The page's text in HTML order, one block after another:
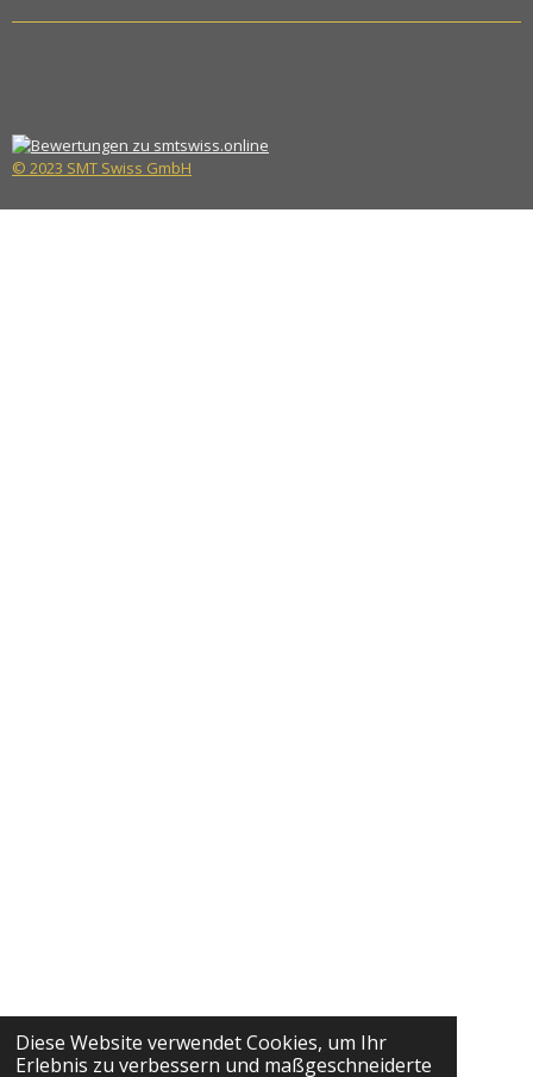
Diese Website verwendet Cookies, um Ihr
Erlebnis zu verbessern und maßgeschneiderte
© 2023 SMT Swiss GmbH